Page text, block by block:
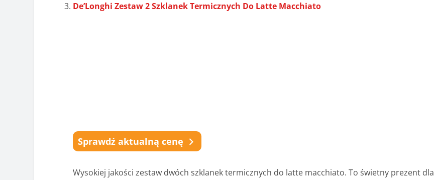
De’Longhi Zestaw 2 Szklanek Termicznych Do Latte Macchiato
Sprawdź aktualną cenę
Wysokiej jakości zestaw dwóch szklanek termicznych do latte macchiato. To świetny prezent dla